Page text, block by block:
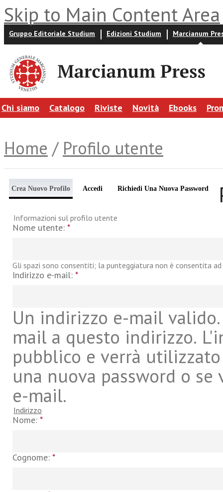
Skip to Main Content Area
Gruppo Editoriale Studium Edizioni Studium Marcianum
Chi siamo Catalogo Riviste Novità Ebooks
Home / Profilo utente
Crea Nuovo Profilo Accedi Richiedi Una Nuova Password
Informazioni sul profilo utente
Nome utente: *
Gli spazi sono consentiti; la punteggiatura non è consentita
Indirizzo e-mail: *
Un indirizzo e-mail
mail a questo indirizzo.
pubblico e verrà
una nuova password o
e-mail.
Indirizzo
Nome: *
Cognome: *